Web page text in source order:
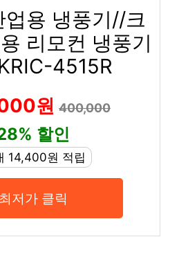
업용 냉풍기//크
리모컨 냉풍기
4515R
원 400,000
할인
14,400원 적립
최저가 클릭